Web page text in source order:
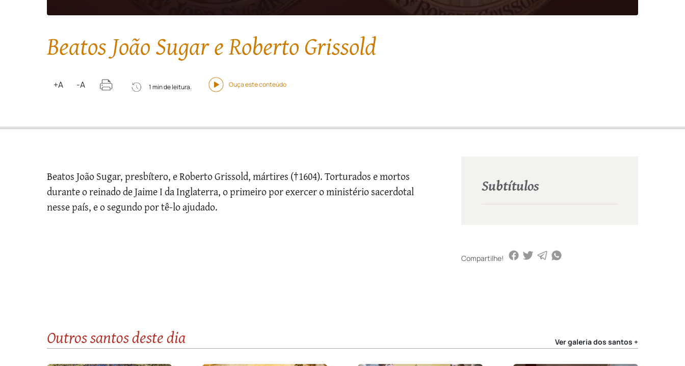
Beatos João Sugar e Roberto Grissold
+A -A 1 min de leitura. Ouça este conteúdo
Beatos João Sugar, presbítero, e Roberto Grissold, mártires (†1604). Torturados e mortos
durante o reinado de Jaime I da Inglaterra, o primeiro por exercer o ministério sacerdotal
nesse país, e o segundo por tê-lo ajudado.
Subtítulos
Compartilhe!
Outros santosdeste dia Ver galeria dos santos +